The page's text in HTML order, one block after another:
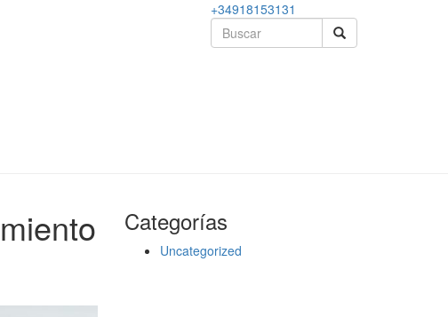
+34918153131
Categorías
Uncategorized